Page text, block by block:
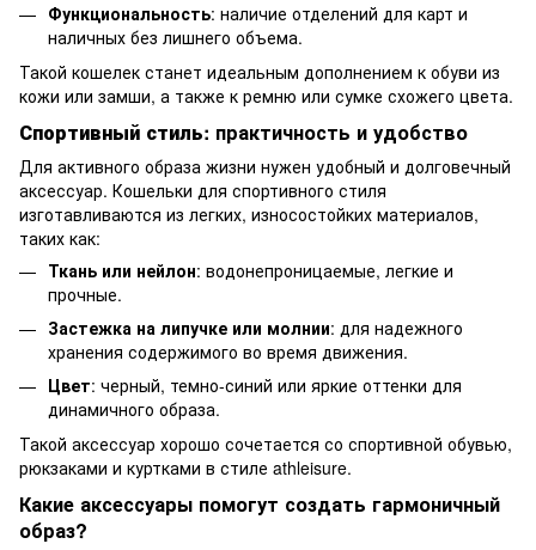
Функциональность: наличие отделений для карт и
наличных без лишнего объема.
Такой кошелек станет идеальным дополнением к обуви из
кожи или замши, а также к ремню или сумке схожего цвета.
Спортивный стиль: практичность и удобство
Для активного образа жизни нужен удобный и долговечный
аксессуар. Кошельки для спортивного стиля
изготавливаются из легких, износостойких материалов,
таких как:
Ткань или нейлон: водонепроницаемые, легкие и
прочные.
Застежка на липучке или молнии: для надежного
хранения содержимого во время движения.
Цвет: черный, темно-синий или яркие оттенки для
динамичного образа.
Такой аксессуар хорошо сочетается со спортивной обувью,
рюкзаками и куртками в стиле athleisure.
Какие аксессуары помогут создать гармоничный
образ?